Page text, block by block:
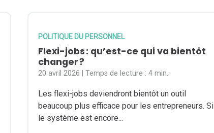
POLITIQUE DU PERSONNEL
Flexi-jobs : qu’est-ce qui va bientôt
changer ?
20 avril 2026 | Temps de lecture : 4 min.
Les flexi-jobs deviendront bientôt un outil
beaucoup plus efficace pour les entrepreneurs. Si
le système est encore...